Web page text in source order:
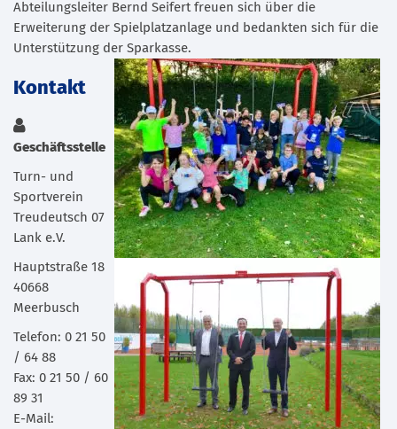
Abteilungsleiter Bernd Seifert freuen sich über die
Erweiterung der Spielplatzanlage und bedankten sich für die
Unterstützung der Sparkasse.
Kontakt
Geschäftsstelle
Turn- und
Sportverein
Treudeutsch 07
Lank e.V.
Hauptstraße 18
40668
Meerbusch
Telefon: 0 21 50
/ 64 88
Fax: 0 21 50 / 60
89 31
E-Mail: